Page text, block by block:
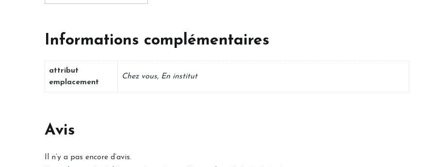
Informations complémentaires
attribut
emplacement
Chez vous, En institut
Avis
Il n’y a pas encore d’avis.